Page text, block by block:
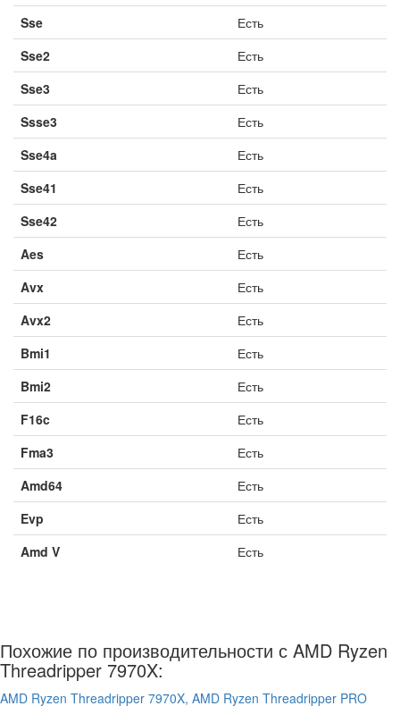
Sse
Есть
Sse2
Есть
Sse3
Есть
Ssse3
Есть
Sse4a
Есть
Sse41
Есть
Sse42
Есть
Aes
Есть
Avx
Есть
Avx2
Есть
Bmi1
Есть
Bmi2
Есть
F16c
Есть
Fma3
Есть
Amd64
Есть
Evp
Есть
Amd V
Есть
Похожие по производительности с AMD Ryzen
Threadripper 7970X:
AMD Ryzen Threadripper 7970X, AMD Ryzen Threadripper PRO